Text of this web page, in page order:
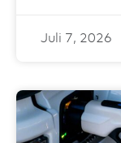
Juli 7, 2026